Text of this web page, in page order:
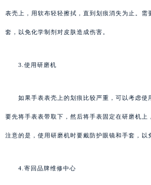
表壳上，用软布轻轻擦拭，直到划痕消失为止。
套，以免化学制剂对皮肤造成伤害。
3.使用研磨机
如果手表表壳上的划痕比较严重，可以考虑使
要先将手表表带取下，然后将手表固定在研磨机
注意的是，使用研磨机时要戴防护眼镜和手套，以
4.寄回品牌维修中心